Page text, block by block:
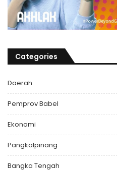
Categories
Daerah
Pemprov Babel
Ekonomi
Pangkalpinang
Bangka Tengah